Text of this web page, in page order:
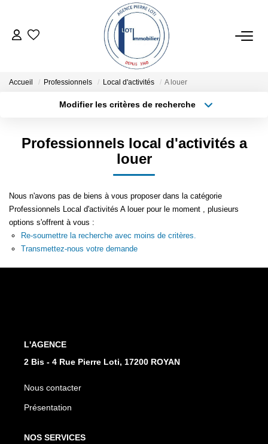
ACHETER
NOTRE AGENCE
NOTRE RÉSEAU
Accueil Professionnels Local d'activités A louer
Modifier les critères de recherche
Type de bien
Créer une alerte
Professionnels local d'activités a
louer
Nous n'avons pas de biens à vous proposer dans la catégorie
Professionnels Local d'activités A louer pour le moment , plusieurs
options s'offrent à vous :
Re-soumettre la recherche avec moins de critères.
Transmettez-nous votre demande
L'AGENCE
2 Bis - 4 Rue Pierre Loti, 17200 ROYAN
Nous contacter
Présentation
NOS SERVICES